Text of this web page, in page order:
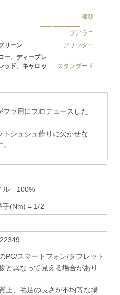
ラ用にプロデュースした
トシュシュ作りに欠かせな
ル 100%
手(Nm) = 1/2
PC/スマートフォン/タブレット
と異なって見える場合があり
上、毛足の長さが不均等な場